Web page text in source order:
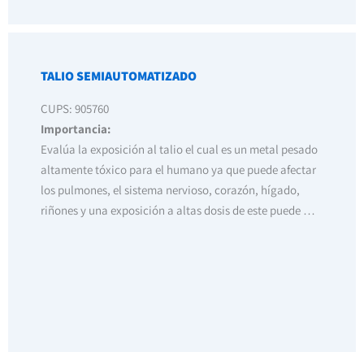
TALIO SEMIAUTOMATIZADO
CUPS: 905760
Importancia:
Evalúa la exposición al talio el cual es un metal pesado
altamente tóxico para el humano ya que puede afectar
los pulmones, el sistema nervioso, corazón, hígado,
riñones y una exposición a altas dosis de este puede …